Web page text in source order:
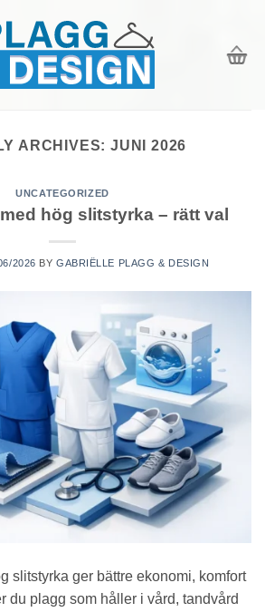
ARCHIVES:JUNI 2026
UNCATEGORIZED
hög slitstyrka – rätt val
2026 BY GABRIËLLE PLAGG & DESIGN
slitstyrka ger bättre ekonomi, komfort
du plagg som håller i vård, tandvård